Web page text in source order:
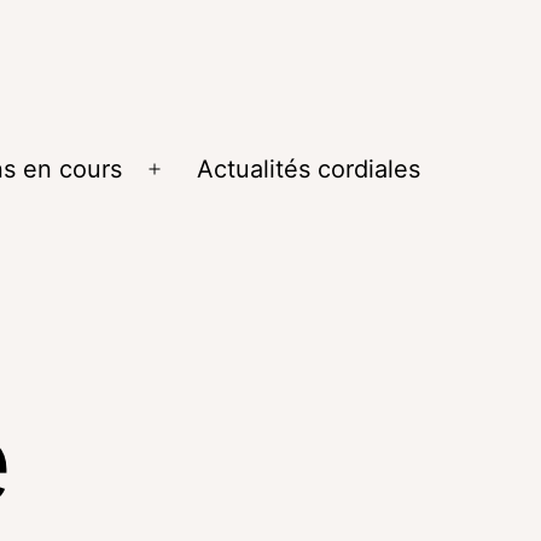
en cours Actualités cordiales